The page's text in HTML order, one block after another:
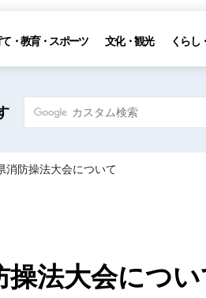
・教育・スポーツ 文化・観光 くらし
消防操法大会について
操法大会につい